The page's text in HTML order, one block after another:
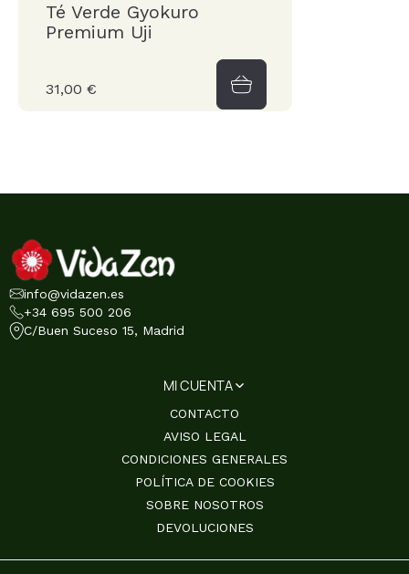
Té Verde Gyokuro
Premium Uji
31,00 €
info@vidazen.es
+34 695 500 206
C/Buen Suceso 15, Madrid
MI CUENTA
CONTACTO
AVISO LEGAL
CONDICIONES GENERALES
POLÍTICA DE COOKIES
SOBRE NOSOTROS
DEVOLUCIONES